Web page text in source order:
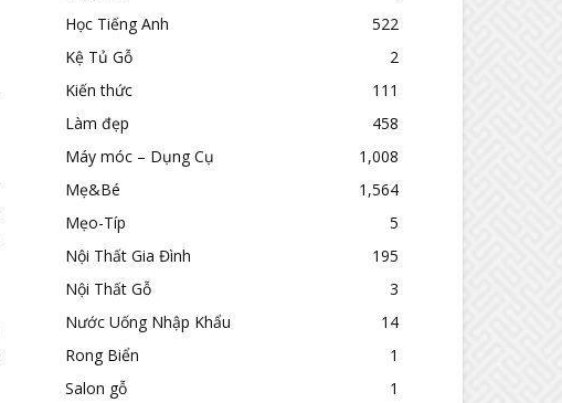
Học Tiếng Anh
522
Kệ Tủ Gỗ
2
Kiến thức
111
Làm đẹp
458
Máy móc – Dụng Cụ
1,008
Mẹ&Bé
1,564
Mẹo-Típ
5
Nội Thất Gia Đình
195
Nội Thất Gỗ
3
Nước Uống Nhập Khẩu
14
Rong Biển
1
Salon gỗ
1